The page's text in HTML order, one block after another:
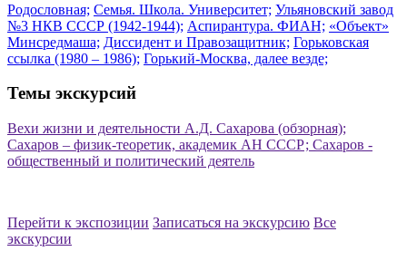
Родословная; Семья. Школа. Университет; Ульяновский завод
№3 НКВ СССР (1942-1944); Аспирантура. ФИАН; «Объект»
Минсредмаша; Диссидент и Правозащитник; Горьковская
ссылка (1980 – 1986); Горький-Москва, далее везде;
Темы экскурсий
Вехи жизни и деятельности А.Д. Сахарова (обзорная);
Сахаров – физик-теоретик, академик АН СССР; Сахаров -
общественный и политический деятель
Перейти к экспозиции Записаться на экскурсию Все
экскурсии